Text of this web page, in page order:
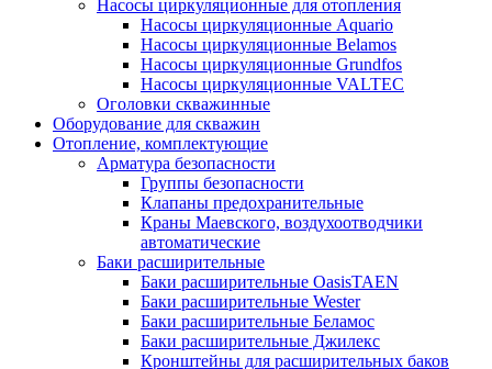
Насосы циркуляционные для отопления
Насосы циркуляционные Aquario
Насосы циркуляционные Belamos
Насосы циркуляционные Grundfos
Насосы циркуляционные VALTEC
Оголовки скважинные
Оборудование для скважин
Отопление, комплектующие
Арматура безопасности
Группы безопасности
Клапаны предохранительные
Краны Маевского, воздухоотводчики
автоматические
Баки расширительные
Баки расширительные OasisTAEN
Баки расширительные Wester
Баки расширительные Беламос
Баки расширительные Джилекс
Кронштейны для расширительных баков